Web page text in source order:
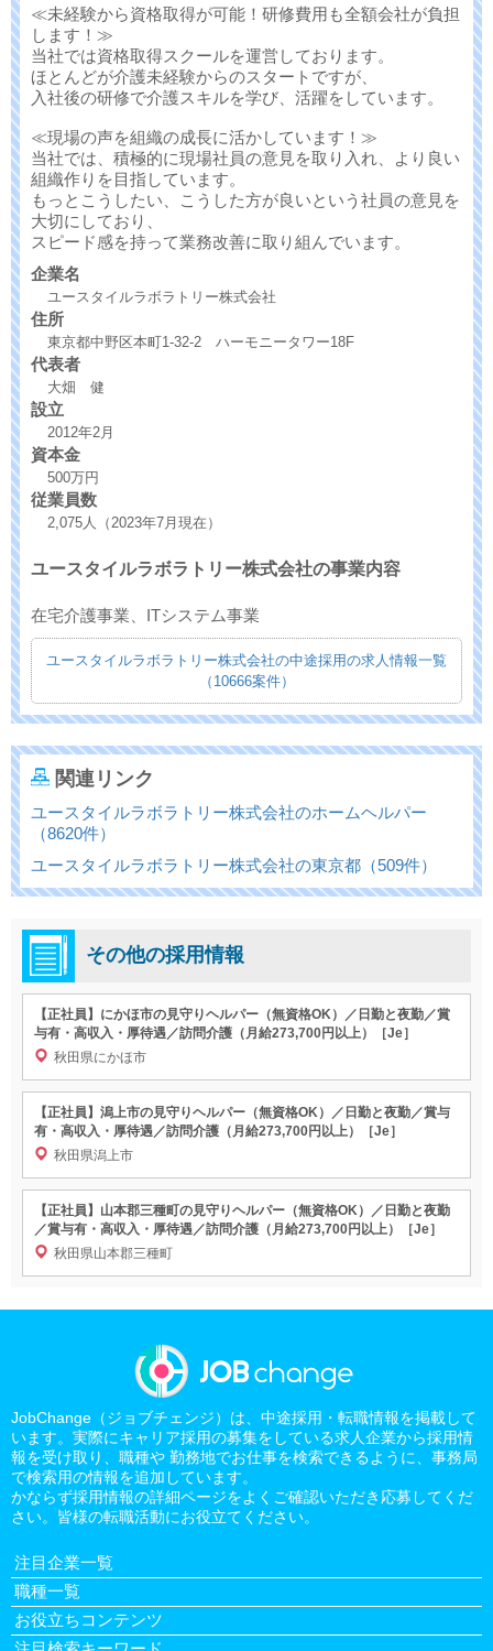
≪未経験から資格取得が可能！研修費用も全額会社が負担
します！≫
当社では資格取得スクールを運営しております。
ほとんどが介護未経験からのスタートですが、
入社後の研修で介護スキルを学び、活躍をしています。
≪現場の声を組織の成長に活かしています！≫
当社では、積極的に現場社員の意見を取り入れ、より良い
組織作りを目指しています。
もっとこうしたい、こうした方が良いという社員の意見を
大切にしており、
スピード感を持って業務改善に取り組んでいます。
企業名
ユースタイルラボラトリー株式会社
住所
東京都中野区本町1-32-2 ハーモニータワー18F
代表者
大畑 健
設立
2012年2月
資本金
500万円
従業員数
2,075人（2023年7月現在）
ユースタイルラボラトリー株式会社の事業内容
在宅介護事業、ITシステム事業
ユースタイルラボラトリー株式会社の中途採用の求人情報一覧
（10666案件）
関連リンク
ユースタイルラボラトリー株式会社のホームヘルパー
（8620件）
ユースタイルラボラトリー株式会社の東京都（509件）
その他の採用情報
【正社員】にかほ市の見守りヘルパー（無資格OK）／日勤と夜勤／賞
与有・高収入・厚待遇／訪問介護（月給273,700円以上）［Je］
秋田県にかほ市
【正社員】潟上市の見守りヘルパー（無資格OK）／日勤と夜勤／賞与
有・高収入・厚待遇／訪問介護（月給273,700円以上）［Je］
秋田県潟上市
【正社員】山本郡三種町の見守りヘルパー（無資格OK）／日勤と夜勤
／賞与有・高収入・厚待遇／訪問介護（月給273,700円以上）［Je］
秋田県山本郡三種町
JobChange（ジョブチェンジ）は、中途採用・転職情報を掲載して
います。実際にキャリア採用の募集をしている求人企業から採用情
報を受け取り、職種や 勤務地でお仕事を検索できるように、事務局
で検索用の情報を追加しています。
かならず採用情報の詳細ページをよくご確認いただき応募してくだ
さい。皆様の転職活動にお役立てください。
注目企業一覧
職種一覧
お役立ちコンテンツ